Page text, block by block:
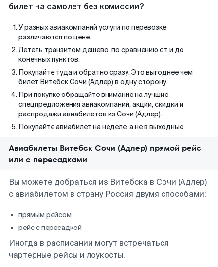
билет на самолет без комиссии?
У разных авиакомпаний услуги по перевозке
различаются по цене.
Лететь транзитом дешево, по сравнению от и до
конечных пунктов.
Покупайте туда и обратно сразу. Это выгоднее чем
билет Витебск Сочи (Адлер) в одну сторону.
При покупке обращайте внимание на лучшие
спецпредложения авиакомпаний, акции, скидки и
распродажи авиабилетов из Сочи (Адлер).
Покупайте авиабилет на неделе, а не в выходные.
Авиабилеты Витебск Сочи (Адлер) прямой рейс
или с пересадками
Вы можете добраться из Витебска в Сочи (Адлер)
с авиабилетом в страну Россия двумя способами:
прямым рейсом
рейс с пересадкой
Иногда в расписании могут встречаться
чартерные рейсы и лоукосты.